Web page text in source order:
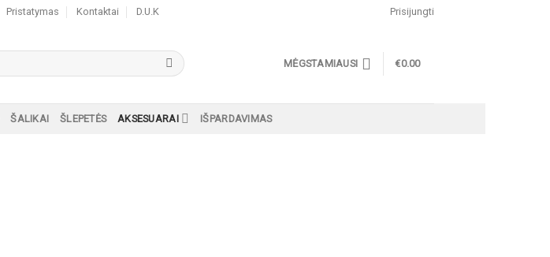
Pristatymas Kontaktai D.U.K Prisijungti
MĖGSTAMIAUSI €0.00
ŠALIKAI ŠLEPETĖS AKSESUARAI IŠPARDAVIMAS